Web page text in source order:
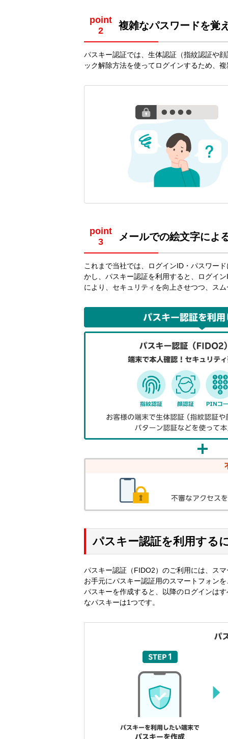
point 複雑なパスワードを覚
パスキー認証では、生体認証（指紋認証や
ック解除方法を使ってログインするため、
point メールでの絵文字によ
これまで当社では、ログインID・パスワー
かし、パスキー認証を利用すると、ログイ
により、セキュリティを向上させつつ、ス
パスキー認証を利用する
パスキー認証（FIDO2）のご利用には、ス
お手元にパスキー認証用のスマートフォン
パスキーを作成すると、以降のログインは
なパスキーは1つです。